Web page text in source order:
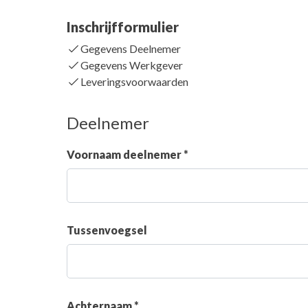
Inschrijfformulier
Gegevens Deelnemer
Gegevens Werkgever
Leveringsvoorwaarden
Deelnemer
Voornaam deelnemer *
Tussenvoegsel